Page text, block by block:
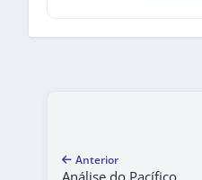
Anterior
Análise do Pacífico